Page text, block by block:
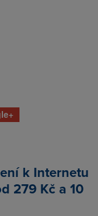
k Internetu
279 Kč a 10